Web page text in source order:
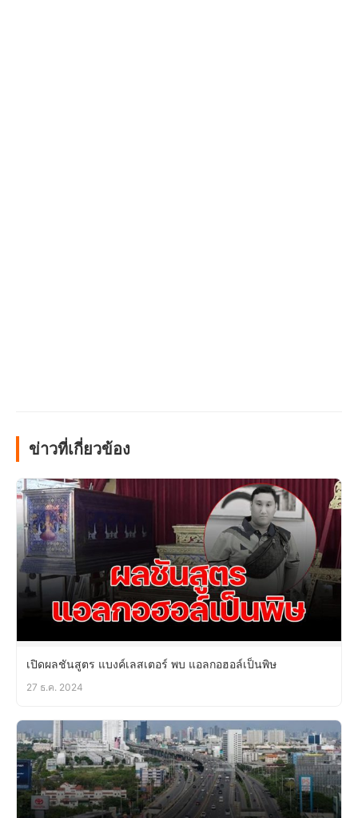
ข่าวที่เกี่ยวข้อง
เปิดผลชันสูตร แบงค์เลสเตอร์ พบ แอลกอฮอล์เป็นพิษ
27 ธ.ค. 2024